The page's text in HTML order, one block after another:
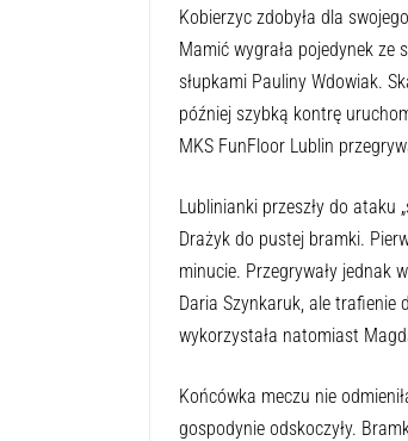
Kobierzyc zdobyła dla
Mamić wygrała pojedynek ze
słupkami Pauliny Wdowiak.
później szybką kontrę
MKS FunFloor Lublin
Lublinianki przeszły do ataku
Drażyk do pustej bramki.
minucie. Przegrywały jednak
Daria Szynkaruk, ale trafienie
wykorzystała natomiast
Końcówka meczu nie
gospodynie odskoczyły.